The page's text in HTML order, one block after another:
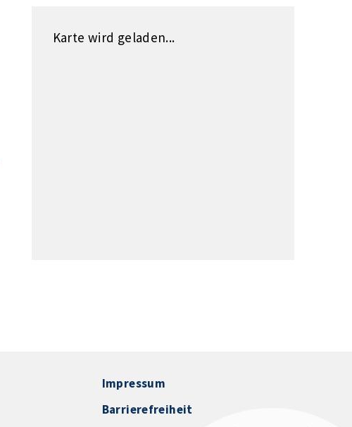
Karte wird geladen...
Impressum
Barrierefreiheit